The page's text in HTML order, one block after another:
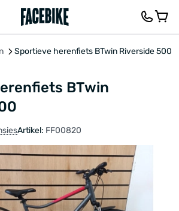
Sportieve herenfiets BTwin Riverside 500
BTwin
Artikel: FF00820
FEEDBACK EN VRAGEN